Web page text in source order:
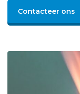
Contacteer ons